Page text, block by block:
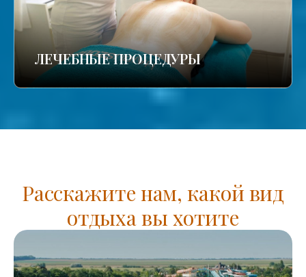
ЛЕЧЕБНЫЕ ПРОЦЕДУРЫ
Расскажите нам, какой вид
отдыха вы хотите